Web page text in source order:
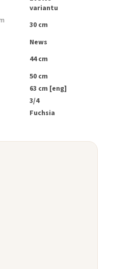
variantu
30 cm
News
44 cm
50 cm
63 cm [eng]
3/4
Fuchsia